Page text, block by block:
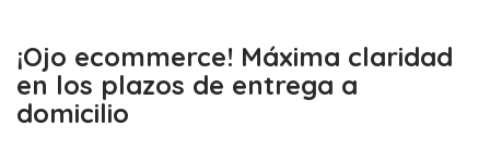
¡Ojo ecommerce! Máxima claridad
en los plazos de entrega a
domicilio